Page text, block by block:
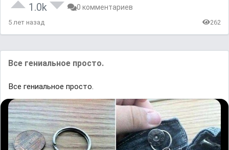
1.0k 0 комментариев
5 лет назад 262
Все гениальное просто.
Все гениальное просто.